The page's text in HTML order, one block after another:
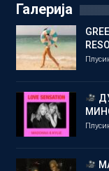
Галерија